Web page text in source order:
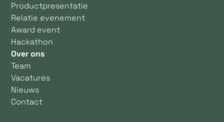
Productpresentatie
Relatie evenement
Award event
Hackathon
Over ons
Team
Vacatures
Nieuws
Contact